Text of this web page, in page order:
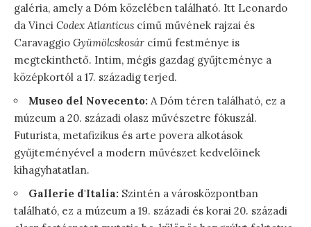
galéria, amely a Dóm közelében található. Itt Leonardo
da Vinci Codex Atlanticus című művének rajzai és
Caravaggio Gyümölcskosár című festménye is
megtekinthető. Intim, mégis gazdag gyűjteménye a
középkortól a 17. századig terjed.
Museo del Novecento: A Dóm téren található, ez a
múzeum a 20. századi olasz művészetre fókuszál.
Futurista, metafizikus és arte povera alkotások
gyűjteményével a modern művészet kedvelőinek
kihagyhatatlan.
Gallerie d'Italia: Szintén a városközpontban
található, ez a múzeum a 19. századi és korai 20. századi